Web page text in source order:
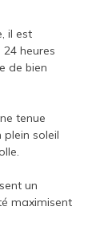
il est
heures
de bien
tenue
soleil
un
maximisent